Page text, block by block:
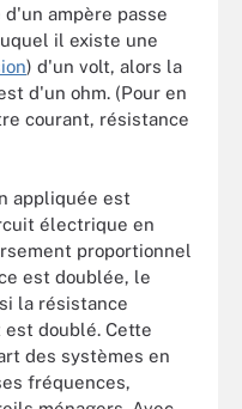
ampère passe
il existe une
) d'un volt, alors la
d'un ohm. (Pour en
courant, résistance
appliquée est
électrique en
proportionnel
est doublée, le
la résistance
doublé. Cette
des systèmes en
fréquences,